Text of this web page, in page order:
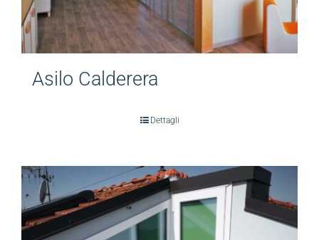
Asilo Calderera
Dettagli